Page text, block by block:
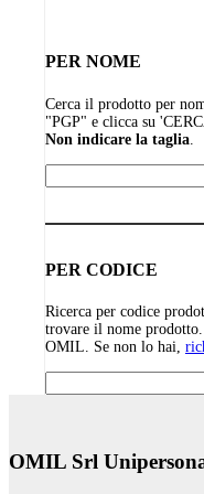
PER NOME
Cerca il prodotto per
"PGP" e clicca su
Non indicare la taglia
PER CODICE
Ricerca per codice
trovare il nome
OMIL. Se non lo hai,
OMIL Srl